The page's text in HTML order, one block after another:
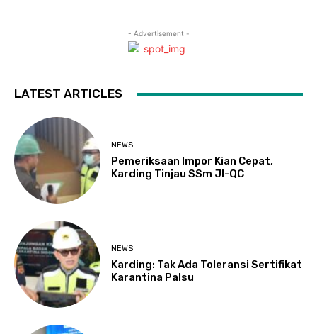
- Advertisement -
LATEST ARTICLES
NEWS
Pemeriksaan Impor Kian Cepat,
Karding Tinjau SSm JI-QC
NEWS
Karding: Tak Ada Toleransi Sertifikat
Karantina Palsu